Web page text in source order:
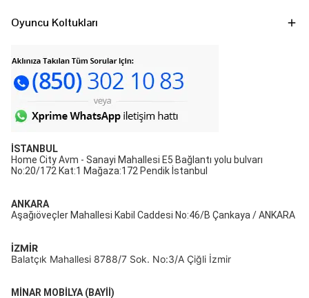
Oyuncu Koltukları
İSTANBUL
Home City Avm - Sanayi Mahallesi E5 Bağlantı yolu bulvarı
No:20/172 Kat:1 Mağaza:172 Pendik İstanbul
ANKARA
Aşağıöveçler Mahallesi Kabil Caddesi No:46/B Çankaya / ANKARA
İZMİR
Balatçık Mahallesi 8788/7 Sok. No:3/A Çiğli İzmir
MİNAR MOBİLYA (BAYİİ)